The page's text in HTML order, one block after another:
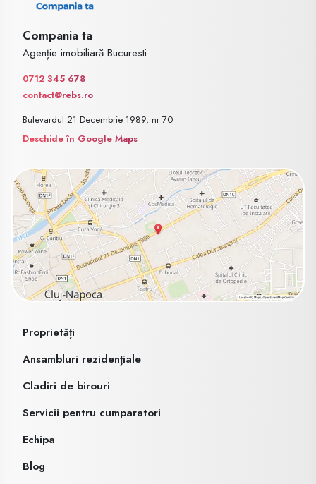
Compania ta
Agenție imobiliară Bucuresti
0712 345 678
contact@rebs.ro
Bulevardul 21 Decembrie 1989, nr 70
Deschide în Google Maps
Proprietăți
Ansambluri rezidențiale
Cladiri de birouri
Servicii pentru cumparatori
Echipa
Blog